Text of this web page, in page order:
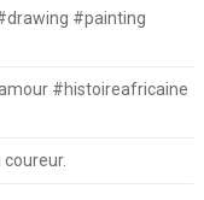
#painting
#histoireafricaine